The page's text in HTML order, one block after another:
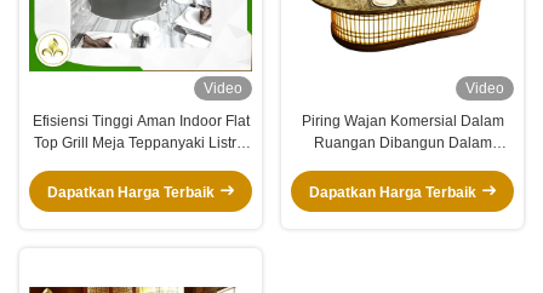
Video
Efisiensi Tinggi Aman Indoor Flat
Top Grill Meja Teppanyaki Listrik
Dapatkan Harga Terbaik
Video
Piring Wajan Komersial Dalam
Ruangan Dibangun Dalam
Daging Sapi Daging Kambing
Ayam
Dapatkan Harga Terbaik